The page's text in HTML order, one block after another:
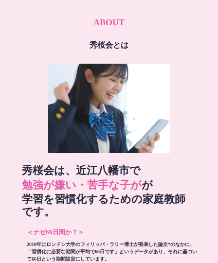
ABOUT
秀桜会とは
秀桜会は、近江八幡市で
勉強が嫌い・苦手な子がが
学習を習慣化するための家庭教師
です。
＜ナゼ66日間か？＞
2010年にロンドン大学のフィリッパ・ラリー博士が発表した論文*のなかに、
「習慣化に必要な期間が平均で66日です」というデータがあり、それに基づい
て66日という期間設定にしています。